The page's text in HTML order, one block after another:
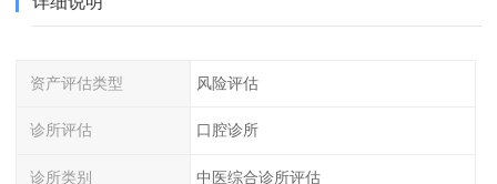
资产评估类型 风险评估
诊所评估 口腔诊所
诊所类别 中医综合诊所评估